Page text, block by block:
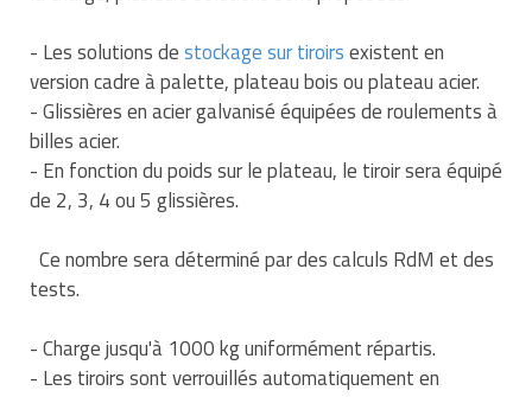
Vêtements personnalisés
Vitrines pour magasin
Traitement des eaux
Trancheuse professionnelle
Transformateur électrique
Tuyau flexible
Tuyau galvanisé
Tapis et caillebotis
Traitement des surfaces
Traitement du linge
Vestiaires et casiers
Equipements de karting
Equipements pour patinage
Equipements pour roller
Equipements pour stade et terrain
Jeu gymnique
Piano de cuisson
Plats et plateaux
Pompes à sauce
Portes commandes restaurant
Présentoir pour restaurant
Réchaud professionnel
- Les solutions destockage sur tiroirsexistent en
version cadre à palette, plateau bois ou plateau acier.
- Glissières en acier galvanisé équipées de roulements à
billes acier.
- En fonction du poids sur le plateau, le tiroir sera équipé
de 2, 3, 4 ou 5 glissières.
Ce nombre sera déterminé par des calculs RdM et des
tests.
- Charge jusqu'à 1000 kg uniformément répartis.
- Les tiroirs sont verrouillés automatiquement en